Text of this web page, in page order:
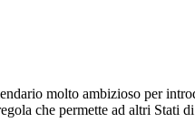
molto ambizioso per
che permette ad altri Stati